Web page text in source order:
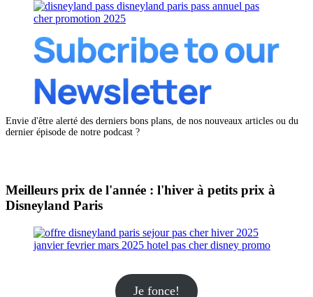
Envie d'être alerté des derniers bons plans, de nos nouveaux articles ou du
dernier épisode de notre podcast ?
Meilleurs prix de l'année : l'hiver à petits prix à
Disneyland Paris
Je fonce!